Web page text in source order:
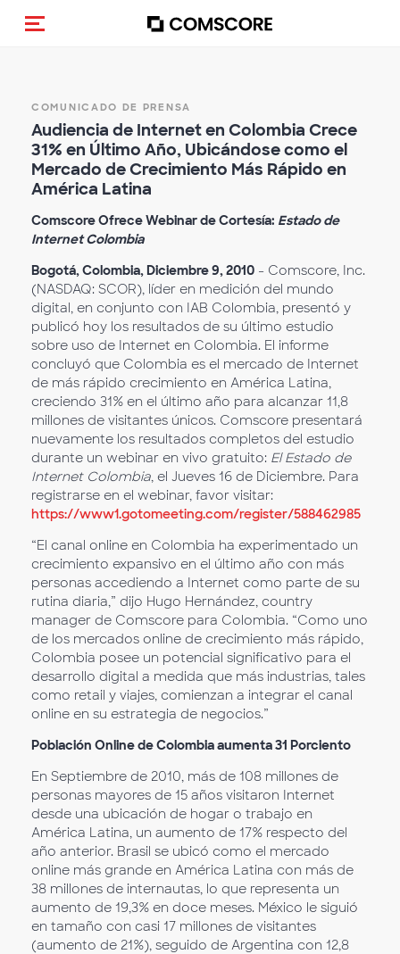
(Des)activar la navegación
COMUNICADO DE PRENSA
Audiencia de Internet en Colombia Crece
31% en Último Año, Ubicándose como el
Mercado de Crecimiento Más Rápido en
América Latina
Comscore Ofrece Webinar de Cortesía: Estado de
Internet Colombia
Bogotá, Colombia, Diciembre 9, 2010 - Comscore, Inc.
(NASDAQ: SCOR), líder en medición del mundo
digital, en conjunto con IAB Colombia, presentó y
publicó hoy los resultados de su último estudio
sobre uso de Internet en Colombia. El informe
concluyó que Colombia es el mercado de Internet
de más rápido crecimiento en América Latina,
creciendo 31% en el último año para alcanzar 11,8
millones de visitantes únicos. Comscore presentará
nuevamente los resultados completos del estudio
durante un webinar en vivo gratuito: El Estado de
Internet Colombia, el Jueves 16 de Diciembre. Para
registrarse en el webinar, favor visitar:
https://www1.gotomeeting.com/register/588462985
“El canal online en Colombia ha experimentado un
crecimiento expansivo en el último año con más
personas accediendo a Internet como parte de su
rutina diaria,” dijo Hugo Hernández, country
manager de Comscore para Colombia. “Como uno
de los mercados online de crecimiento más rápido,
Colombia posee un potencial significativo para el
desarrollo digital a medida que más industrias, tales
como retail y viajes, comienzan a integrar el canal
online en su estrategia de negocios.”
Población Online de Colombia aumenta 31 Porciento
En Septiembre de 2010, más de 108 millones de
personas mayores de 15 años visitaron Internet
desde una ubicación de hogar o trabajo en
América Latina, un aumento de 17% respecto del
año anterior. Brasil se ubicó como el mercado
online más grande en América Latina con más de
38 millones de internautas, lo que representa un
aumento de 19,3% en doce meses. México le siguió
en tamaño con casi 17 millones de visitantes
(aumento de 21%), seguido de Argentina con 12,8